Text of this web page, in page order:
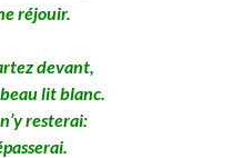
réjouir.
devant,
lit blanc.
resterai: